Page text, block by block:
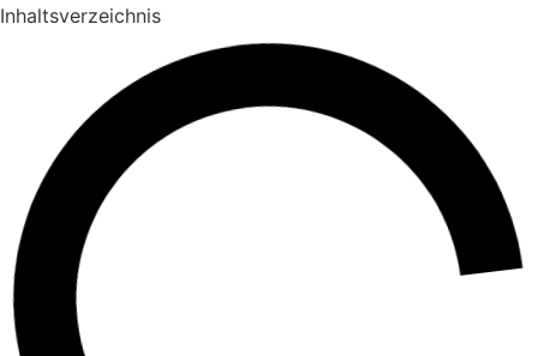
Inhaltsverzeichnis